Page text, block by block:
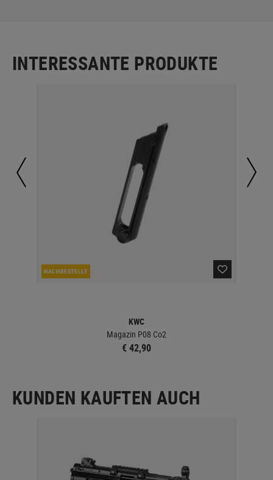
INTERESSANTE PRODUKTE
NACHBESTELLT
KWC
Magazin P08 Co2
€ 42,90
KUNDEN KAUFTEN AUCH